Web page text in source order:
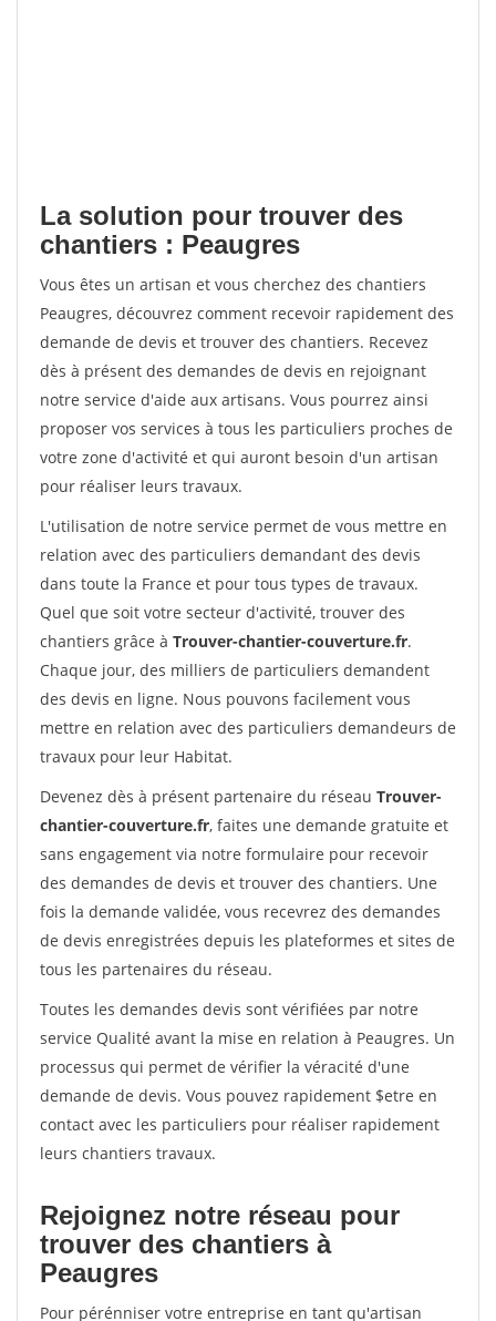
La solution pour trouver des
chantiers : Peaugres
Vous êtes un artisan et vous cherchez des chantiers
Peaugres, découvrez comment recevoir rapidement des
demande de devis et trouver des chantiers. Recevez
dès à présent des demandes de devis en rejoignant
notre service d'aide aux artisans. Vous pourrez ainsi
proposer vos services à tous les particuliers proches de
votre zone d'activité et qui auront besoin d'un artisan
pour réaliser leurs travaux.
L'utilisation de notre service permet de vous mettre en
relation avec des particuliers demandant des devis
dans toute la France et pour tous types de travaux.
Quel que soit votre secteur d'activité, trouver des
chantiers grâce à Trouver-chantier-couverture.fr.
Chaque jour, des milliers de particuliers demandent
des devis en ligne. Nous pouvons facilement vous
mettre en relation avec des particuliers demandeurs de
travaux pour leur Habitat.
Devenez dès à présent partenaire du réseau Trouver-
chantier-couverture.fr, faites une demande gratuite et
sans engagement via notre formulaire pour recevoir
des demandes de devis et trouver des chantiers. Une
fois la demande validée, vous recevrez des demandes
de devis enregistrées depuis les plateformes et sites de
tous les partenaires du réseau.
Toutes les demandes devis sont vérifiées par notre
service Qualité avant la mise en relation à Peaugres. Un
processus qui permet de vérifier la véracité d'une
demande de devis. Vous pouvez rapidement $etre en
contact avec les particuliers pour réaliser rapidement
leurs chantiers travaux.
Rejoignez notre réseau pour
trouver des chantiers à
Peaugres
Pour pérénniser votre entreprise en tant qu'artisan